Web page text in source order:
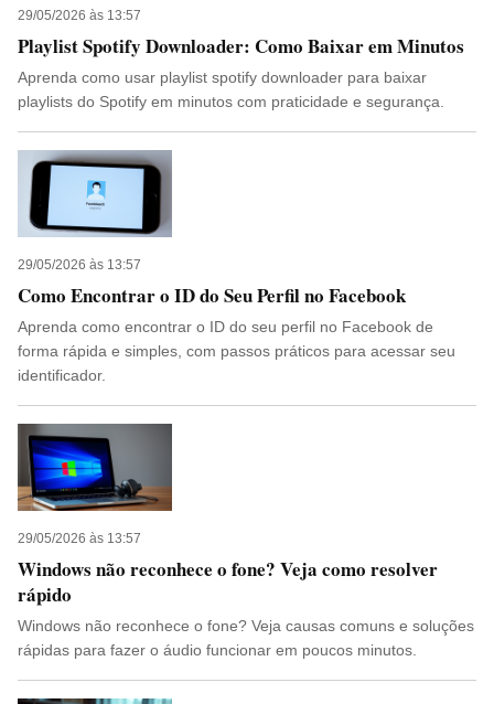
29/05/2026 às 13:57
Playlist Spotify Downloader: Como Baixar em Minutos
Aprenda como usar playlist spotify downloader para baixar
playlists do Spotify em minutos com praticidade e segurança.
29/05/2026 às 13:57
Como Encontrar o ID do Seu Perfil no Facebook
Aprenda como encontrar o ID do seu perfil no Facebook de
forma rápida e simples, com passos práticos para acessar seu
identificador.
29/05/2026 às 13:57
Windows não reconhece o fone? Veja como resolver
rápido
Windows não reconhece o fone? Veja causas comuns e soluções
rápidas para fazer o áudio funcionar em poucos minutos.